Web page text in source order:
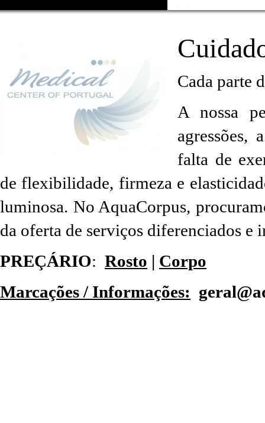
Cada parte
A nossa
agressões,
falta de
de flexibilidade, firmeza e
luminosa. No AquaCorpus,
da oferta de serviços diferenciados e
PREÇÁRIO: Rosto | Corpo
Marcações / Informações: